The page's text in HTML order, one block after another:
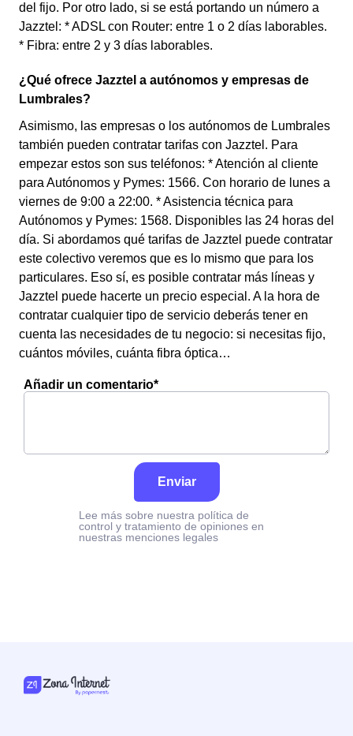
del fijo. Por otro lado, si se está portando un número a
Jazztel: * ADSL con Router: entre 1 o 2 días laborables.
* Fibra: entre 2 y 3 días laborables.
¿Qué ofrece Jazztel a autónomos y empresas de
Lumbrales?
Asimismo, las empresas o los autónomos de Lumbrales
también pueden contratar tarifas con Jazztel. Para
empezar estos son sus teléfonos: * Atención al cliente
para Autónomos y Pymes: 1566. Con horario de lunes a
viernes de 9:00 a 22:00. * Asistencia técnica para
Autónomos y Pymes: 1568. Disponibles las 24 horas del
día. Si abordamos qué tarifas de Jazztel puede contratar
este colectivo veremos que es lo mismo que para los
particulares. Eso sí, es posible contratar más líneas y
Jazztel puede hacerte un precio especial. A la hora de
contratar cualquier tipo de servicio deberás tener en
cuenta las necesidades de tu negocio: si necesitas fijo,
cuántos móviles, cuánta fibra óptica…
Añadir un comentario*
Enviar
Lee más sobre nuestra política de
control y tratamiento de opiniones en
nuestras menciones legales